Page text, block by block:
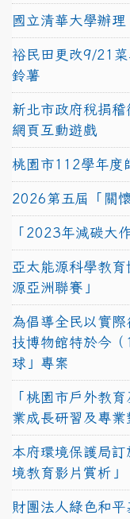
國立清華大學辦
裕民田更改9/21
鈴薯
新北市政府稅捐稽
網頁互動遊戲
桃園市112學年度
2026第五屆「關
「2023年減碳大
亞太能源科學教
源亞洲聯賽」
為倡導全民以實
技博物館特於今
球」專案
「桃園市戶外教
業成長研習及專
本府環境保護局
境教育影片賞析」
財團法人綠色和